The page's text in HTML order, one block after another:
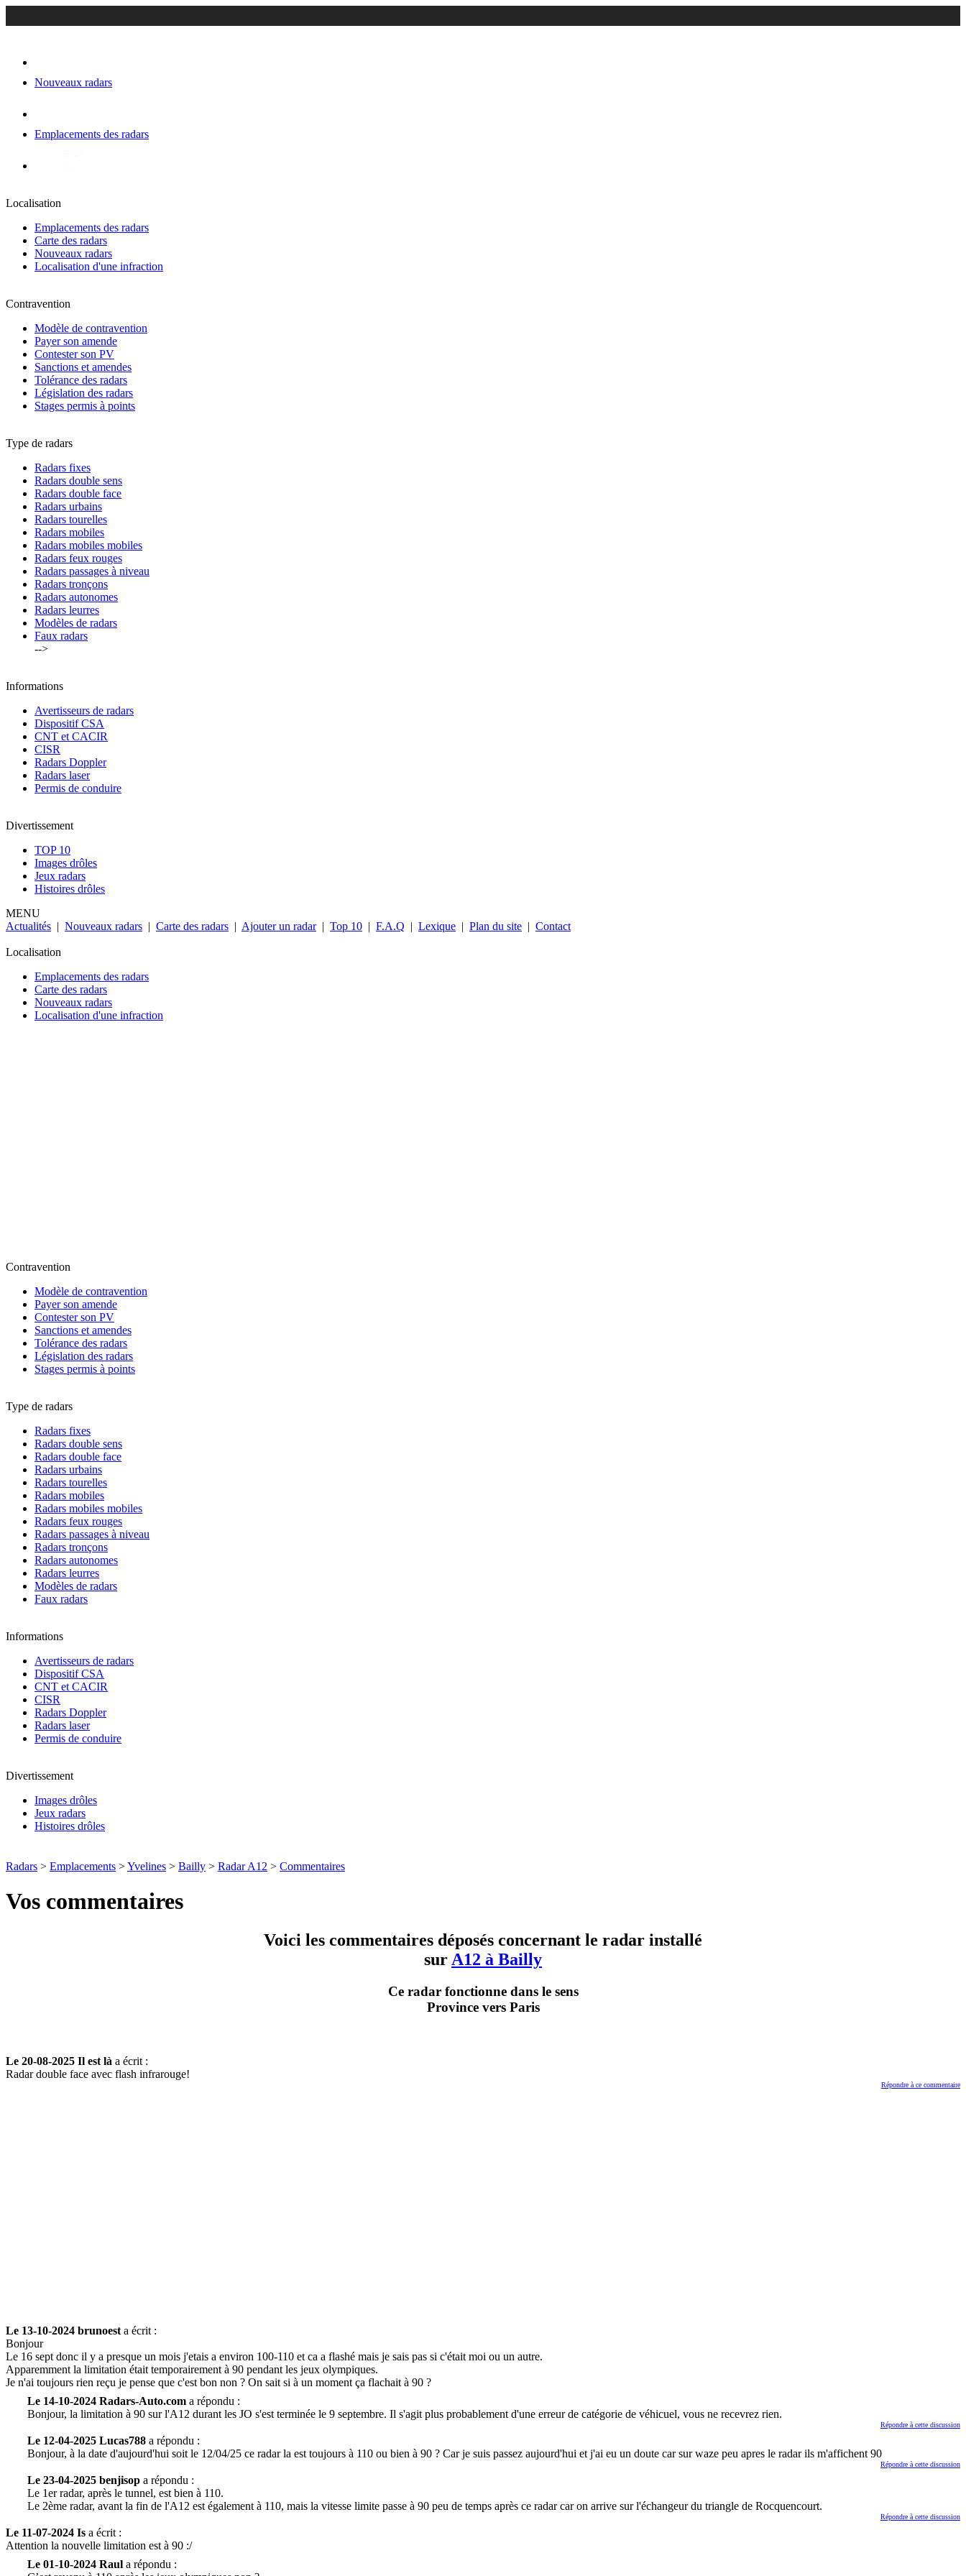
Nouveaux radars
Emplacements des radars
Localisation
Emplacements des radars
Carte des radars
Nouveaux radars
Localisation d'une infraction
Contravention
Modèle de contravention
Payer son amende
Contester son PV
Sanctions et amendes
Tolérance des radars
Législation des radars
Stages permis à points
Type de radars
Radars fixes
Radars double sens
Radars double face
Radars urbains
Radars tourelles
Radars mobiles
Radars mobiles mobiles
Radars feux rouges
Radars passages à niveau
Radars tronçons
Radars autonomes
Radars leurres
Modèles de radars
Faux radars
-->
Informations
Avertisseurs de radars
Dispositif CSA
CNT et CACIR
CISR
Radars Doppler
Radars laser
Permis de conduire
Divertissement
TOP 10
Images drôles
Jeux radars
Histoires drôles
MENU
Actualités | Nouveaux radars | Carte des radars | Ajouter un radar | Top 10 | F.A.Q | Lexique | Plan du site | Contact
Localisation
Emplacements des radars
Carte des radars
Nouveaux radars
Localisation d'une infraction
Contravention
Modèle de contravention
Payer son amende
Contester son PV
Sanctions et amendes
Tolérance des radars
Législation des radars
Stages permis à points
Type de radars
Radars fixes
Radars double sens
Radars double face
Radars urbains
Radars tourelles
Radars mobiles
Radars mobiles mobiles
Radars feux rouges
Radars passages à niveau
Radars tronçons
Radars autonomes
Radars leurres
Modèles de radars
Faux radars
Informations
Avertisseurs de radars
Dispositif CSA
CNT et CACIR
CISR
Radars Doppler
Radars laser
Permis de conduire
Divertissement
Images drôles
Jeux radars
Histoires drôles
Radars > Emplacements >Yvelines > Bailly > Radar A12 > Commentaires
Vos commentaires
Voici les commentaires déposés concernant le radar installé
sur A12 à Bailly
Ce radar fonctionne dans le sens
Province vers Paris
Le 20-08-2025 Il est là a écrit :
Radar double face avec flash infrarouge!
Répondre à ce commentaire
Le 13-10-2024 brunoest a écrit :
Bonjour
Le 16 sept donc il y a presque un mois j'etais a environ 100-110 et ca a flashé mais je sais pas si c'était moi ou un autre.
Apparemment la limitation était temporairement à 90 pendant les jeux olympiques.
Je n'ai toujours rien reçu je pense que c'est bon non ? On sait si à un moment ça flachait à 90 ?
Le 14-10-2024 Radars-Auto.com a répondu :
Bonjour, la limitation à 90 sur l'A12 durant les JO s'est terminée le 9 septembre. Il s'agit plus probablement d'une erreur de catégorie de véhicuel, vous ne recevrez rien.
Répondre à cette discussion
Le 12-04-2025 Lucas788 a répondu :
Bonjour, à la date d'aujourd'hui soit le 12/04/25 ce radar la est toujours à 110 ou bien à 90 ? Car je suis passez aujourd'hui et j'ai eu un doute car sur waze peu apres le radar ils m'affichent 90
Répondre à cette discussion
Le 23-04-2025 benjisop a répondu :
Le 1er radar, après le tunnel, est bien à 110.
Le 2ème radar, avant la fin de l'A12 est également à 110, mais la vitesse limite passe à 90 peu de temps après ce radar car on arrive sur l'échangeur du triangle de Rocquencourt.
Répondre à cette discussion
Le 11-07-2024 Is a écrit :
Attention la nouvelle limitation est à 90 :/
Le 01-10-2024 Raul a répondu :